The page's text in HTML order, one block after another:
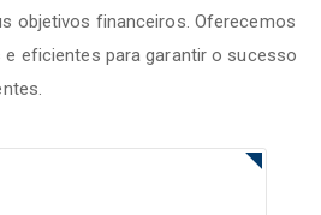
objetivos financeiros. Oferecemos
eficientes para garantir o sucesso